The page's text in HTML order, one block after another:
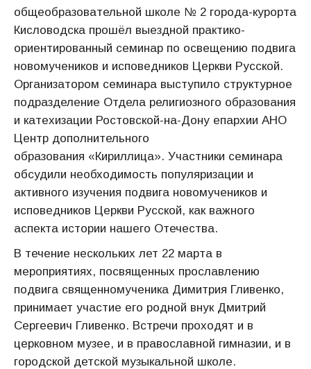
общеобразовательной школе № 2 города-курорта
Кисловодска прошёл выездной практико-
ориентированный семинар по освещению подвига
новомучеников и исповедников Церкви Русской.
Организатором семинара выступило структурное
подразделение Отдела религиозного образования
и катехизации Ростовской-на-Дону епархии АНО
Центр дополнительного
образования «Кириллица». Участники семинара
обсудили необходимость популяризации и
активного изучения подвига новомучеников и
исповедников Церкви Русской, как важного
аспекта истории нашего Отечества.
В течение нескольких лет 22 марта в
мероприятиях, посвященных прославлению
подвига священномученика Димитрия Гливенко,
принимает участие его родной внук Дмитрий
Сергеевич Гливенко. Встречи проходят и в
церковном музее, и в православной гимназии, и в
городской детской музыкальной школе.